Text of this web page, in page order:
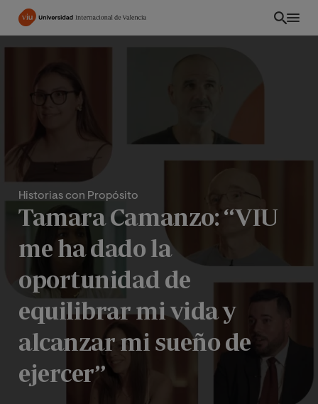
Pasar
Historias con Propósito
Tamara Camanzo: “VIU
me ha dado la
oportunidad de
equilibrar mi vida y
alcanzar mi sueño de
ejercer”